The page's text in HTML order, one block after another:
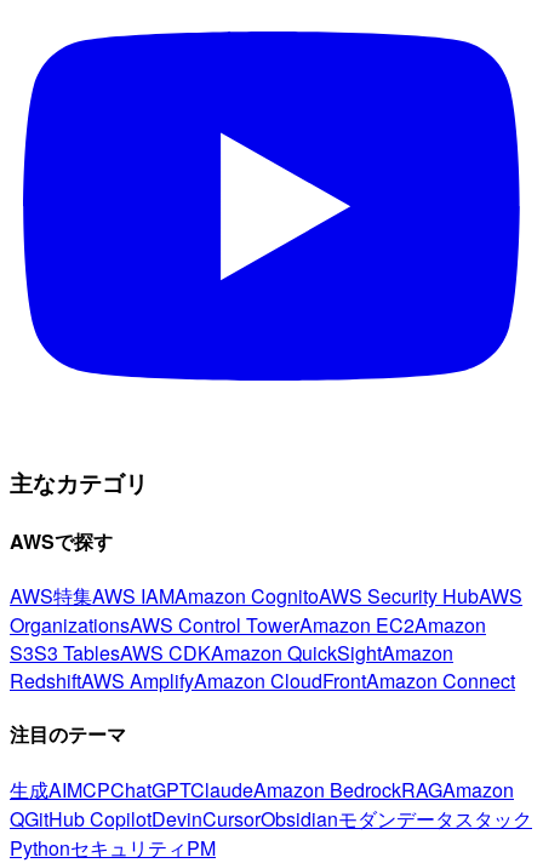
主なカテゴリ
AWSで探す
AWS特集AWS IAMAmazon CognitoAWS Security HubAWS
OrganizationsAWS Control TowerAmazon EC2Amazon
S3S3 TablesAWS CDKAmazon QuickSightAmazon
RedshiftAWS AmplifyAmazon CloudFrontAmazon Connect
注目のテーマ
生成AIMCPChatGPTClaudeAmazon BedrockRAGAmazon
QGitHub CopilotDevinCursorObsidianモダンデータスタック
PythonセキュリティPM